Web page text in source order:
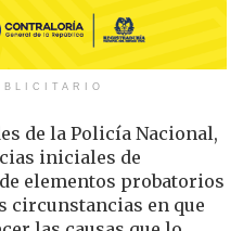
de la Policía Nacional,
iniciales de
elementos probatorios
circunstancias en que